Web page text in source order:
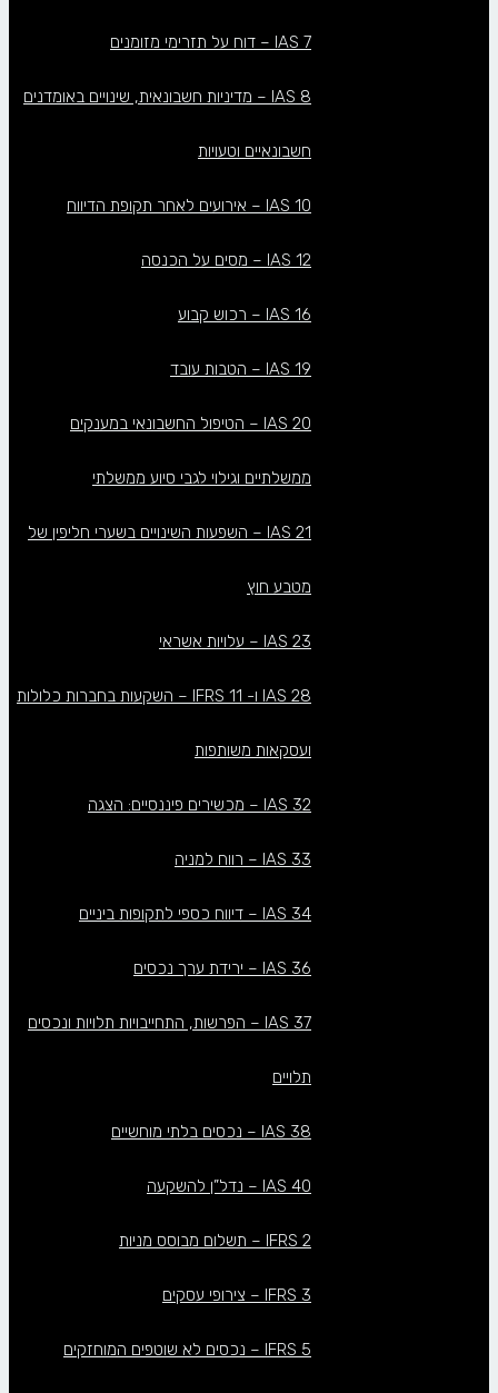
IAS 7 – דוח על תזרימי מזומנים
IAS 8 – מדיניות חשבונאית, שינויים באומדנים
חשבונאיים וטעויות
IAS 10 – אירועים לאחר תקופת הדיווח
IAS 12 – מסים על הכנסה
IAS 16 – רכוש קבוע
IAS 19 – הטבות עובד
IAS 20 – הטיפול החשבונאי במענקים
ממשלתיים וגילוי לגבי סיוע ממשלתי
IAS 21 – השפעות השינויים בשערי חליפין של
מטבע חוץ
IAS 23 – עלויות אשראי
IAS 28 ו- IFRS 11 – השקעות בחברות כלולות
ועסקאות משותפות
IAS 32 – מכשירים פיננסיים: הצגה
IAS 33 – רווח למניה
IAS 34 – דיווח כספי לתקופות ביניים
IAS 36 – ירידת ערך נכסים
IAS 37 – הפרשות, התחייבויות תלויות ונכסים
תלויים
IAS 38 – נכסים בלתי מוחשיים
IAS 40 – נדל”ן להשקעה
IFRS 2 – תשלום מבוסס מניות
IFRS 3 – צירופי עסקים
IFRS 5 – נכסים לא שוטפים המוחזקים